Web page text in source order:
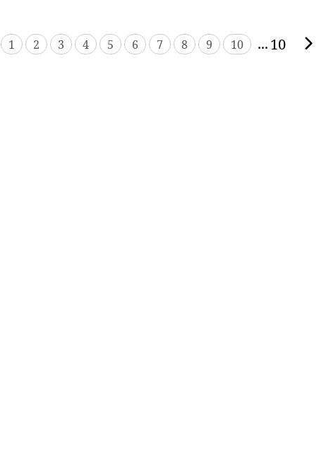
1 2 3 4 5 6 7 8 9 10 ...10